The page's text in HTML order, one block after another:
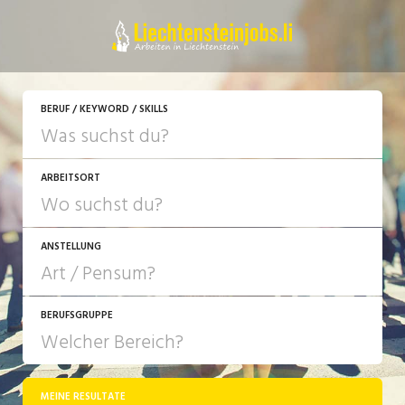
BERUF / KEYWORD / SKILLS
ARBEITSORT
ANSTELLUNG
JOB-TYP
Festanstellung
BERUFSGRUPPE
MEINE RESULTATE
JETZT BEWERBEN